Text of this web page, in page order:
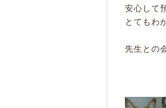
安心して
とてもわ
先生との